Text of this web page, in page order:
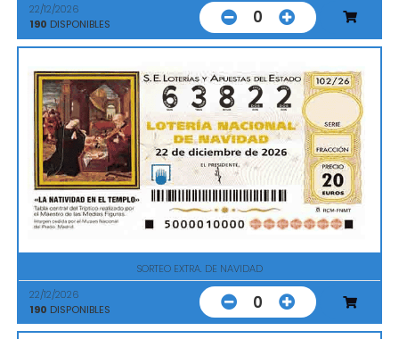
22/12/2026
190 DISPONIBLES 0
SORTEO EXTRA. DE NAVIDAD
22/12/2026
190 DISPONIBLES 0